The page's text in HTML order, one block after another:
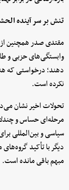
تنش بر سر آینده
مقتدی صدر همچنین
وابستگی‌های حزبی و
دهند؛ درخواستی که
نکرده است.
تحولات اخیر نشان
مرحله‌ای حساس و
سیاسی و بین‌المللی
دیگر با تأکید
مبهم باقی مانده است.